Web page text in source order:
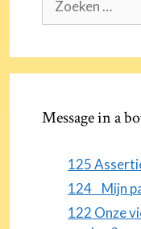
naar:
Message in a
125
124 Mijn
122 Onze